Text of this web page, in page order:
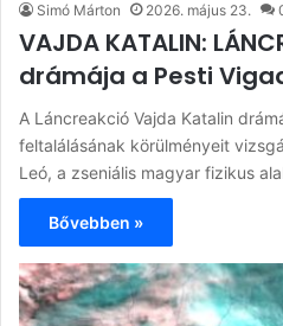
Simó Márton 2026. május 23.
VAJDA KATALIN:
drámája a Pesti
A Láncreakció Vajda Katalin
feltalálásának körülményeit
Leó, a zseniális magyar fizikus
Bővebben »